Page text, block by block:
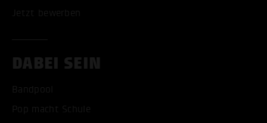
Jetzt bewerben
DABEI SEIN
Bandpool
Pop macht Schule